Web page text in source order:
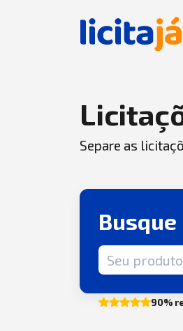
Separe as
Termo de busca
90%